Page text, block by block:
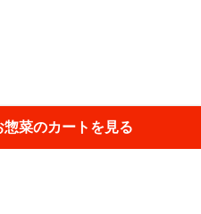
菜のカートを見る